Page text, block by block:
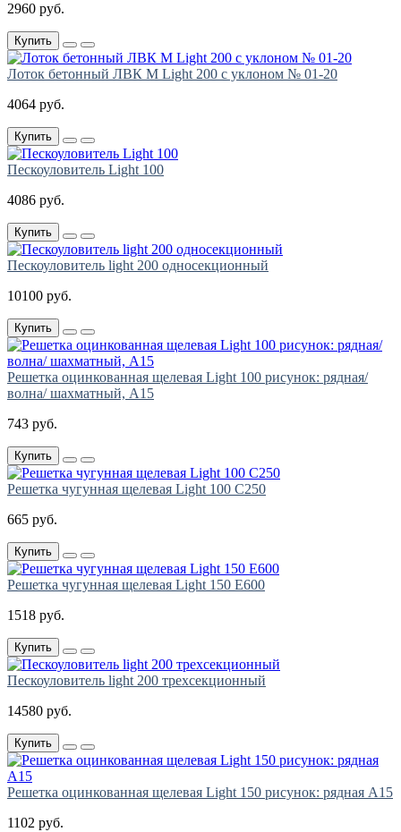
2960 руб.
Купить
Лоток бетонный ЛВК М Light 200 с уклоном № 01-20
4064 руб.
Купить
Пескоуловитель Light 100
4086 руб.
Купить
Пескоуловитель light 200 односекционный
10100 руб.
Купить
Решетка оцинкованная щелевая Light 100 рисунок: рядная/
волна/ шахматный, A15
743 руб.
Купить
Решетка чугунная щелевая Light 100 C250
665 руб.
Купить
Решетка чугунная щелевая Light 150 E600
1518 руб.
Купить
Пескоуловитель light 200 трехсекционный
14580 руб.
Купить
Решетка оцинкованная щелевая Light 150 рисунок: рядная А15
1102 руб.